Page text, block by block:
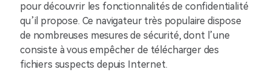
pour découvrir les fonctionnalités de confidentialité
qu’il propose. Ce navigateur très populaire dispose
de nombreuses mesures de sécurité, dont l’une
consiste à vous empêcher de télécharger des
fichiers suspects depuis Internet.